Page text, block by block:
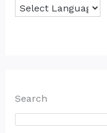
Search